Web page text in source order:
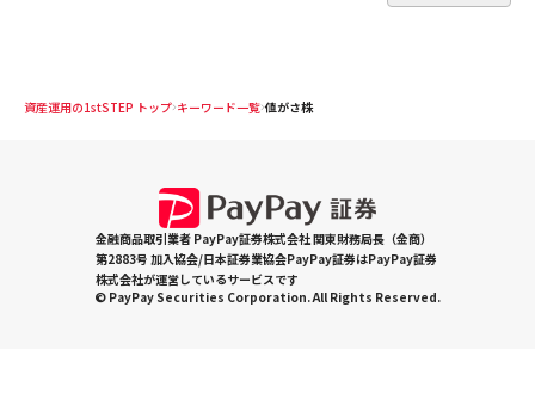
資産運用の1stSTEP トップ キーワード一覧 値がさ株
金融商品取引業者 PayPay証券株式会社 関東財務局長（金商）
第2883号 加入協会/日本証券業協会PayPay証券はPayPay証券
株式会社が運営しているサービスです
© PayPay Securities Corporation. All Rights Reserved.